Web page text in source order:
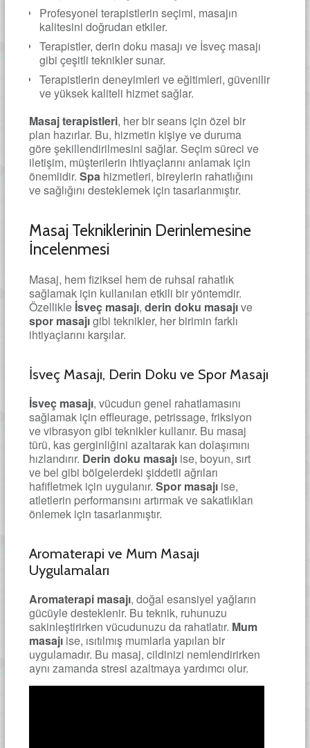
Profesyonel terapistlerin seçimi, masajın
kalitesini doğrudan etkiler.
Terapistler, derin doku masajı ve İsveç masajı
gibi çeşitli teknikler sunar.
Terapistlerin deneyimleri ve eğitimleri, güvenilir
ve yüksek kaliteli hizmet sağlar.
Masaj terapistleri, her bir seans için özel bir
plan hazırlar. Bu, hizmetin kişiye ve duruma
göre şekillendirilmesini sağlar. Seçim süreci ve
iletişim, müşterilerin ihtiyaçlarını anlamak için
önemlidir. Spahizmetleri, bireylerin rahatlığını
ve sağlığını desteklemek için tasarlanmıştır.
Masaj Tekniklerinin Derinlemesine
İncelenmesi
Masaj, hem fiziksel hem de ruhsal rahatlık
sağlamak için kullanılan etkili bir yöntemdir.
Özellikle İsveç masajı, derin doku masajıve
spor masajıgibi teknikler, her birimin farklı
ihtiyaçlarını karşılar.
İsveç Masajı, Derin Doku ve Spor Masajı
İsveç masajı, vücudun genel rahatlamasını
sağlamak için effleurage, petrissage, friksiyon
ve vibrasyon gibi teknikler kullanır. Bu masaj
türü, kas gerginliğini azaltarak kan dolaşımını
hızlandırır. Derin doku masajıise, boyun, sırt
ve bel gibi bölgelerdeki şiddetli ağrıları
hafifletmek için uygulanır. Spor masajıise,
atletlerin performansını artırmak ve sakatlıkları
önlemek için tasarlanmıştır.
Aromaterapi ve Mum Masajı
Uygulamaları
Aromaterapi masajı, doğal esansiyel yağların
gücüyle desteklenir. Bu teknik, ruhunuzu
sakinleştirirken vücudunuzu da rahatlatır. Mum
masajıise, ısıtılmış mumlarla yapılan bir
uygulamadır. Bu masaj, cildinizi nemlendirirken
aynı zamanda stresi azaltmaya yardımcı olur.